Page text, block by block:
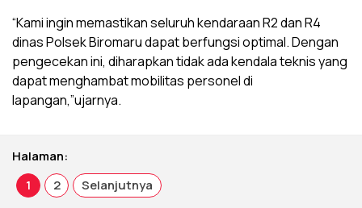
“Kami ingin memastikan seluruh kendaraan R2 dan R4
dinas Polsek Biromaru dapat berfungsi optimal. Dengan
pengecekan ini, diharapkan tidak ada kendala teknis yang
dapat menghambat mobilitas personel di
lapangan,”ujarnya.
Halaman:
1
2 Selanjutnya